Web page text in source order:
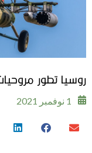
روسيا تطور
1 نوفمبر 2021